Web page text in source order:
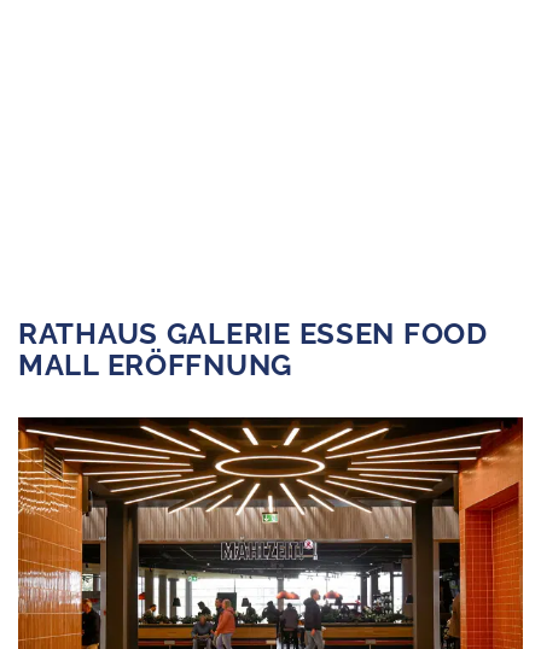
RATHAUS GALERIE ESSEN FOOD
MALL ERÖFFNUNG